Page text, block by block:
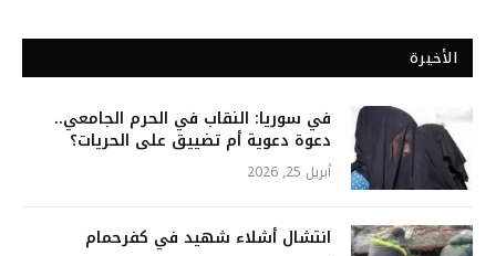
الأخيرة
في سوريا: النقاب في الحرم الجامعي..
دعوة دعوية أم تضييق على الحريات؟
أبريل 25, 2026
انتشال أشلاء شهيد في كفرحمام